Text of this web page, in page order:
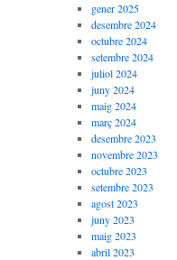
gener 2025
desembre 2024
octubre 2024
setembre 2024
juliol 2024
juny 2024
maig 2024
març 2024
desembre 2023
novembre 2023
octubre 2023
setembre 2023
agost 2023
juny 2023
maig 2023
abril 2023